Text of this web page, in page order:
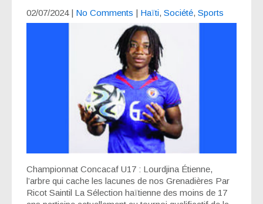
02/07/2024 | No Comments | Haïti, Société, Sports
Championnat Concacaf U17 : Lourdjina Étienne,
l’arbre qui cache les lacunes de nos Grenadières Par
Ricot Saintil La Sélection haïtienne des moins de 17